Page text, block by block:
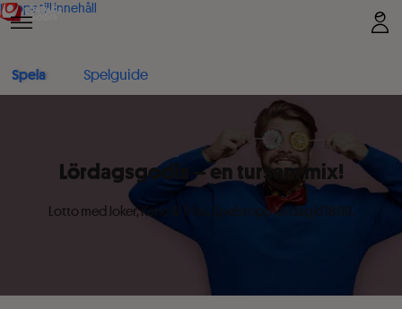
Hoppa till innehåll
Spela Spelguide
Lördagsgodis – en tursam mix!
Lotto med Joker, Keno & Triss. Spelstopp lördag kl 18:00.